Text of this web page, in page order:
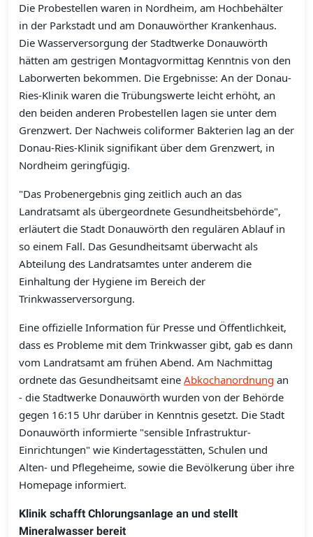
Die Probestellen waren in Nordheim, am Hochbehälter
in der Parkstadt und am Donauwörther Krankenhaus.
Die Wasserversorgung der Stadtwerke Donauwörth
hätten am gestrigen Montagvormittag Kenntnis von den
Laborwerten bekommen. Die Ergebnisse: An der Donau-
Ries-Klinik waren die Trübungswerte leicht erhöht, an
den beiden anderen Probestellen lagen sie unter dem
Grenzwert. Der Nachweis coliformer Bakterien lag an der
Donau-Ries-Klinik signifikant über dem Grenzwert, in
Nordheim geringfügig.
"Das Probenergebnis ging zeitlich auch an das
Landratsamt als übergeordnete Gesundheitsbehörde",
erläutert die Stadt Donauwörth den regulären Ablauf in
so einem Fall. Das Gesundheitsamt überwacht als
Abteilung des Landratsamtes unter anderem die
Einhaltung der Hygiene im Bereich der
Trinkwasserversorgung.
Eine offizielle Information für Presse und Öffentlichkeit,
dass es Probleme mit dem Trinkwasser gibt, gab es dann
vom Landratsamt am frühen Abend. Am Nachmittag
ordnete das Gesundheitsamt eine Abkochanordnung an
- die Stadtwerke Donauwörth wurden von der Behörde
gegen 16:15 Uhr darüber in Kenntnis gesetzt. Die Stadt
Donauwörth informierte "sensible Infrastruktur-
Einrichtungen" wie Kindertagesstätten, Schulen und
Alten- und Pflegeheime, sowie die Bevölkerung über ihre
Homepage informiert.
Klinik schafft Chlorungsanlage an und stellt
Mineralwasser bereit